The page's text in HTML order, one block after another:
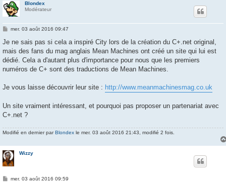
Blondex
Modérateur
M
s
a
g
mer. 03 août 2016 09:47
Je ne sais pas si cela a inspiré City lors de la création du C+.net original,
mais des fans du mag anglais Mean Machines ont créé un site qui lui est
dédié. Cela a d'autant plus d'importance pour nous que les premiers
numéros de C+ sont des traductions de Mean Machines.
Je vous laisse découvrir leur site : http://www.meanmachinesmag.co.uk
Un site vraiment intéressant, et pourquoi pas proposer un partenariat avec
C+.net ?
Modifié en dernier par Blondex le mer. 03 août 2016 21:43, modifié 2 fois.
Wizzy
Mmer. 03 août 2016 09:59